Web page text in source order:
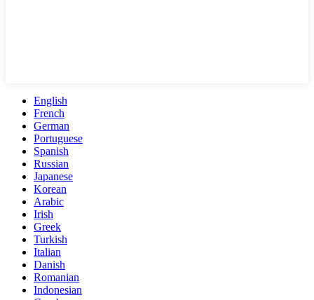
English
French
German
Portuguese
Spanish
Russian
Japanese
Korean
Arabic
Irish
Greek
Turkish
Italian
Danish
Romanian
Indonesian